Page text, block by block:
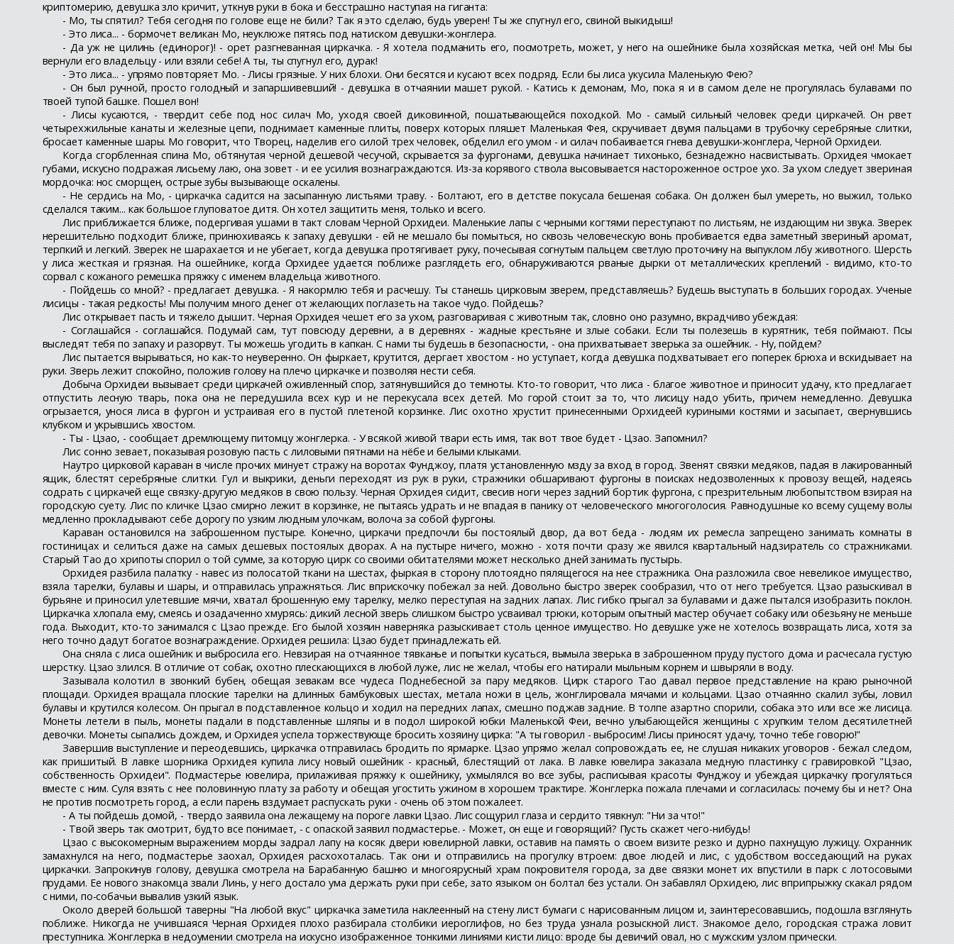
криптомерию, девушка зло кричит, уткнув руки в бока и бесстрашно наступая на гиганта:
- Мо, ты спятил? Тебя сегодня по голове еще не били? Так я это сделаю, будь уверен! Ты же спугнул его, свиной выкидыш!
- Это лиса... - бормочет великан Мо, неуклюже пятясь под натиском девушки-жонглера.
- Да уж не цилинь (единорог)! - орет разгневанная циркачка. - Я хотела подманить его, посмотреть, может, у него на ошейнике была хозяйская метка, чей он! Мы бы
вернули его владельцу - или взяли себе! А ты, ты спугнул его, дурак!
- Это лиса... - упрямо повторяет Мо. - Лисы грязные. У них блохи. Они бесятся и кусают всех подряд. Если бы лиса укусила Маленькую Фею?
- Он был ручной, просто голодный и запаршивевший! - девушка в отчаянии машет рукой. - Катись к демонам, Мо, пока я и в самом деле не прогулялась булавами по
твоей тупой башке. Пошел вон!
- Лисы кусаются, - твердит себе под нос силач Мо, уходя своей диковинной, пошатывающейся походкой. Мо - самый сильный человек среди циркачей. Он рвет
четырехжильные канаты и железные цепи, поднимает каменные плиты, поверх которых пляшет Маленькая Фея, скручивает двумя пальцами в трубочку серебряные слитки,
бросает каменные шары. Мо говорит, что Творец, наделив его силой трех человек, обделил его умом - и силач побаивается гнева девушки-жонглера, Черной Орхидеи.
Когда сгорбленная спина Мо, обтянутая черной дешевой чесучой, скрывается за фургонами, девушка начинает тихонько, безнадежно насвистывать. Орхидея чмокает
губами, искусно подражая лисьему лаю, она зовет - и ее усилия вознаграждаются. Из-за корявого ствола высовывается настороженное острое ухо. За ухом следует звериная
мордочка: нос сморщен, острые зубы вызывающе оскалены.
- Не сердись на Мо, - циркачка садится на засыпанную листьями траву. - Болтают, его в детстве покусала бешеная собака. Он должен был умереть, но выжил, только
сделался таким... как большое глуповатое дитя. Он хотел защитить меня, только и всего.
Лис приближается ближе, подергивая ушами в такт словам Черной Орхидеи. Маленькие лапы с черными когтями переступают по листьям, не издающим ни звука. Зверек
нерешительно подходит ближе, принюхиваясь к запаху девушки - ей не мешало бы помыться, но сквозь человеческую вонь пробивается едва заметный звериный аромат,
терпкий и легкий. Зверек не шарахается и не убегает, когда девушка протягивает руку, почесывая согнутым пальцем светлую проточину на выпуклом лбу животного. Шерсть
у лиса жесткая и грязная. На ошейнике, когда Орхидее удается поближе разглядеть его, обнаруживаются рваные дырки от металлических креплений - видимо, кто-то
сорвал с кожаного ремешка пряжку с именем владельца животного.
- Пойдешь со мной? - предлагает девушка. - Я накормлю тебя и расчешу. Ты станешь цирковым зверем, представляешь? Будешь выступать в больших городах. Ученые
лисицы - такая редкость! Мы получим много денег от желающих поглазеть на такое чудо. Пойдешь?
Лис открывает пасть и тяжело дышит. Черная Орхидея чешет его за ухом, разговаривая с животным так, словно оно разумно, вкрадчиво убеждая:
- Соглашайся - соглашайся. Подумай сам, тут повсюду деревни, а в деревнях - жадные крестьяне и злые собаки. Если ты полезешь в курятник, тебя поймают. Псы
выследят тебя по запаху и разорвут. Ты можешь угодить в капкан. С нами ты будешь в безопасности, - она прихватывает зверька за ошейник. - Ну, пойдем?
Лис пытается вырываться, но как-то неуверенно. Он фыркает, крутится, дергает хвостом - но уступает, когда девушка подхватывает его поперек брюха и вскидывает на
руки. Зверь лежит спокойно, положив голову на плечо циркачке и позволяя нести себя.
Добыча Орхидеи вызывает среди циркачей оживленный спор, затянувшийся до темноты. Кто-то говорит, что лиса - благое животное и приносит удачу, кто предлагает
отпустить лесную тварь, пока она не передушила всех кур и не перекусала всех детей. Мо горой стоит за то, что лисицу надо убить, причем немедленно. Девушка
огрызается, унося лиса в фургон и устраивая его в пустой плетеной корзинке. Лис охотно хрустит принесенными Орхидеей куриными костями и засыпает, свернувшись
клубком и укрывшись хвостом.
- Ты - Цзао, - сообщает дремлющему питомцу жонглерка. - У всякой живой твари есть имя, так вот твое будет - Цзао. Запомнил?
Лис сонно зевает, показывая розовую пасть с лиловыми пятнами на нёбе и белыми клыками.
Наутро цирковой караван в числе прочих минует стражу на воротах Фунджоу, платя установленную мзду за вход в город. Звенят связки медяков, падая в лакированный
ящик, блестят серебряные слитки. Гул и выкрики, деньги переходят из рук в руки, стражники обшаривают фургоны в поисках недозволенных к провозу вещей, надеясь
содрать с циркачей еще связку-другую медяков в свою пользу. Черная Орхидея сидит, свесив ноги через задний бортик фургона, с презрительным любопытством взирая на
городскую суету. Лис по кличке Цзао смирно лежит в корзинке, не пытаясь удрать и не впадая в панику от человеческого многоголосия. Равнодушные ко всему сущему волы
медленно прокладывают себе дорогу по узким людным улочкам, волоча за собой фургоны.
Караван остановился на заброшенном пустыре. Конечно, циркачи предпочли бы постоялый двор, да вот беда - людям их ремесла запрещено занимать комнаты в
гостиницах и селиться даже на самых дешевых постоялых дворах. А на пустыре ничего, можно - хотя почти сразу же явился квартальный надзиратель со стражниками.
Старый Тао до хрипоты спорил о той сумме, за которую цирк со своими обитателями может несколько дней занимать пустырь.
Орхидея разбила палатку - навес из полосатой ткани на шестах, фыркая в сторону плотоядно пялящегося на нее стражника. Она разложила свое невеликое имущество,
взяла тарелки, булавы и шары, и отправилась упражняться. Лис вприскочку побежал за ней. Довольно быстро зверек сообразил, что от него требуется. Цзао разыскивал в
бурьяне и приносил улетевшие мячи, хватал брошенную ему тарелку, мелко переступая на задних лапах. Лис гибко прыгал за булавами и даже пытался изобразить поклон.
Циркачка хлопала ему, смеясь и озадаченно хмурясь: дикий лесной зверь слишком быстро усваивал трюки, которым опытный мастер обучает собаку или обезьяну не меньше
года. Выходит, кто-то занимался с Цзао прежде. Его былой хозяин наверняка разыскивает столь ценное имущество. Но девушке уже не хотелось возвращать лиса, хотя за
него точно дадут богатое вознаграждение. Орхидея решила: Цзао будет принадлежать ей.
Она сняла с лиса ошейник и выбросила его. Невзирая на отчаянное тявканье и попытки кусаться, вымыла зверька в заброшенном пруду пустого дома и расчесала густую
шерстку. Цзао злился. В отличие от собак, охотно плескающихся в любой луже, лис не желал, чтобы его натирали мыльным корнем и швыряли в воду.
Зазывала колотил в звонкий бубен, обещая зевакам все чудеса Поднебесной за пару медяков. Цирк старого Тао давал первое представление на краю рыночной
площади. Орхидея вращала плоские тарелки на длинных бамбуковых шестах, метала ножи в цель, жонглировала мячами и кольцами. Цзао отчаянно скалил зубы, ловил
булавы и крутился колесом. Он прыгал в подставленное кольцо и ходил на передних лапах, смешно поджав задние. В толпе азартно спорили, собака это или все же лисица.
Монеты летели в пыль, монеты падали в подставленные шляпы и в подол широкой юбки Маленькой Феи, вечно улыбающейся женщины с хрупким телом десятилетней
девочки. Монеты сыпались дождем, и Орхидея успела торжествующе бросить хозяину цирка: "А ты говорил - выбросим! Лисы приносят удачу, точно тебе говорю!"
Завершив выступление и переодевшись, циркачка отправилась бродить по ярмарке. Цзао упрямо желал сопровождать ее, не слушая никаких уговоров - бежал следом,
как пришитый. В лавке шорника Орхидея купила лису новый ошейник - красный, блестящий от лака. В лавке ювелира заказала медную пластинку с гравировкой "Цзао,
собственность Орхидеи". Подмастерье ювелира, прилаживая пряжку к ошейнику, ухмылялся во все зубы, расписывая красоты Фунджоу и убеждая циркачку прогуляться
вместе с ним. Суля взять с нее половинную плату за работу и обещая угостить ужином в хорошем трактире. Жонглерка пожала плечами и согласилась: почему бы и нет? Она
не против посмотреть город, а если парень вздумает распускать руки - очень об этом пожалеет.
- А ты пойдешь домой, - твердо заявила она лежащему на пороге лавки Цзао. Лис сощурил глаза и сердито тявкнул: "Ни за что!"
- Твой зверь так смотрит, будто все понимает, - с опаской заявил подмастерье. - Может, он еще и говорящий? Пусть скажет чего-нибудь!
Цзао с высокомерным выражением морды задрал лапу на косяк двери ювелирной лавки, оставив на память о своем визите резко и дурно пахнущую лужицу. Охранник
замахнулся на него, подмастерье заохал, Орхидея расхохоталась. Так они и отправились на прогулку втроем: двое людей и лис, с удобством восседающий на руках
циркачки. Запрокинув голову, девушка смотрела на Барабанную башню и многоярусный храм покровителя города, за две связки монет их впустили в парк с лотосовыми
прудами. Ее нового знакомца звали Линь, у него достало ума держать руки при себе, зато языком он болтал без устали. Он забавлял Орхидею, лис вприпрыжку скакал рядом
с ними, по-собачьи вывалив узкий язык.
Около дверей большой таверны "На любой вкус" циркачка заметила наклеенный на стену лист бумаги с нарисованным лицом и, заинтересовавшись, подошла взглянуть
поближе. Никогда не учившаяся Черная Орхидея плохо разбирала столбики иероглифов, но без труда узнала розыскной лист. Знакомое дело, городская стража ловит
преступника. Жонглерка в недоумении смотрела на искусно изображенное тонкими линиями кисти лицо: вроде бы девичий овал, но с мужским узлом прически.